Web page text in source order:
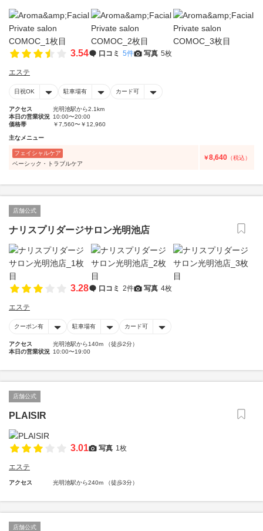
3.54 口コミ 5件 写真 5枚
エステ
日祝OK 駐車場有 カード可
アクセス
光明池駅から2.1km
本日の営業状況 10:00〜20:00
価格帯
￥7,560〜￥12,960
主なメニュー
フェイシャルケア
ベーシック・トラブルケア
￥8,640 （税込）
店舗公式
ナリスプリダージサロン光明池店
3.28 口コミ 2件 写真 4枚
エステ
クーポン有 駐車場有 カード可
アクセス
光明池駅から140m （徒歩2分）
本日の営業状況 10:00〜19:00
店舗公式
PLAISIR
3.01 写真 1枚
エステ
アクセス 光明池駅から240m （徒歩3分）
店舗公式